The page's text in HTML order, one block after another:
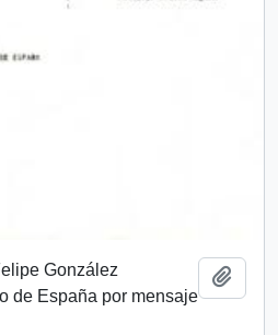
González
de España por mensaje